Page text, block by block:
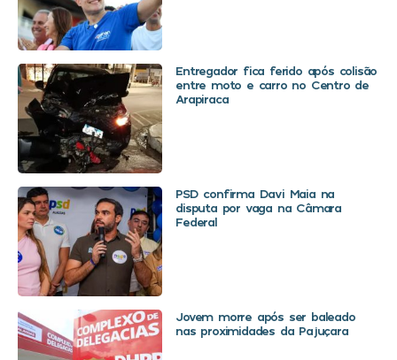
Entregador fica ferido após colisão
entre moto e carro no Centro de
Arapiraca
PSD confirma Davi Maia na
disputa por vaga na Câmara
Federal
Jovem morre após ser baleado
nas proximidades da Pajuçara